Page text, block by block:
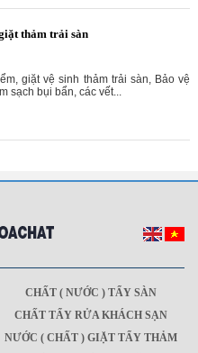
thảm trải sàn
giặt vệ sinh thảm trải sàn, Bảo vệ
sạch bụi bẩn, các vết...
CHẤT ( NƯỚC ) TẨY SÀN
CHẤT TẨY RỬA KHÁCH SẠN
NƯỚC ( CHẤT ) GIẶT TẨY THẢM